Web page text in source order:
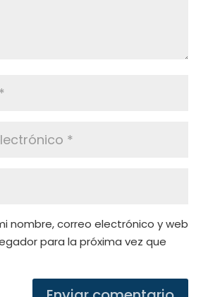
nombre, correo electrónico y web
para la próxima vez que